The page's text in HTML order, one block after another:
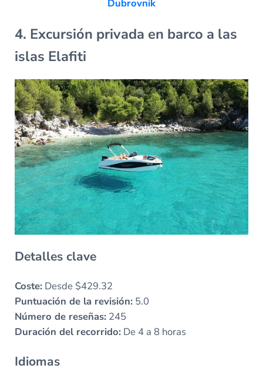
Dubrovnik
4. Excursión privada en barco a las
islas Elafiti
Detalles clave
Coste:Desde $429.32
Puntuación de la revisión:5.0
Número de reseñas:245
Duración del recorrido:De 4 a 8 horas
Idiomas